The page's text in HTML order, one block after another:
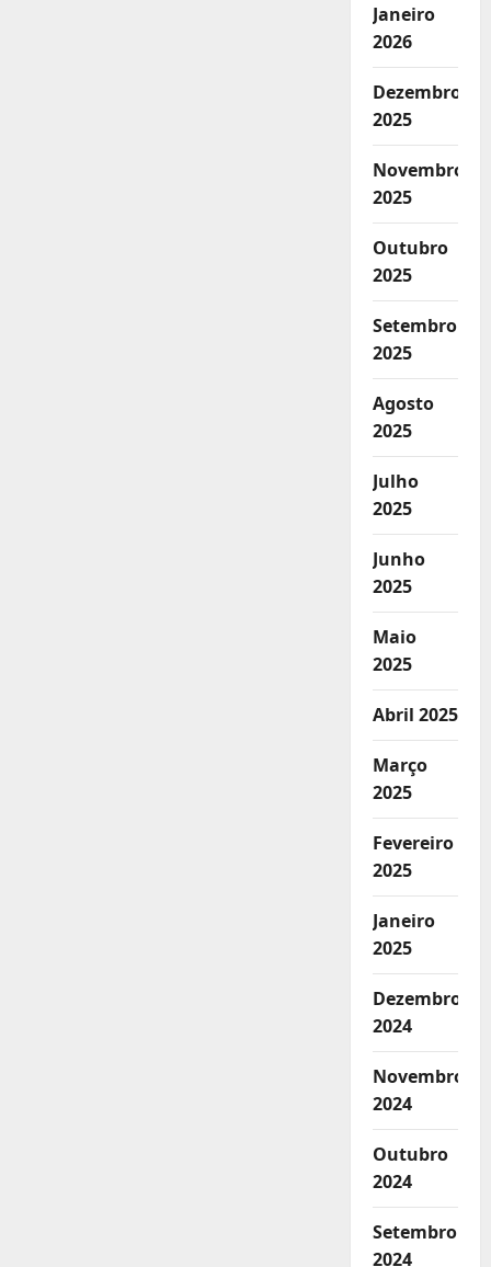
Janeiro
2026
Dezembro
2025
Novembro
2025
Outubro
2025
Setembro
2025
Agosto
2025
Julho
2025
Junho
2025
Maio
2025
Abril 2025
Março
2025
Fevereiro
2025
Janeiro
2025
Dezembro
2024
Novembro
2024
Outubro
2024
Setembro
2024